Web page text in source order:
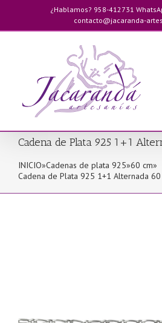
contenido
¿Hablamos? 958-412731
contacto@jacaranda-
Cadena de Plata 925 1+1
INICIO»Cadenas de plata 925»60 cm»
Cadena de Plata 925 1+1 Alternada 60